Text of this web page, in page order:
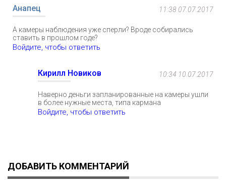
Анапец 11:38 07.07.2017
А камеры наблюдения уже сперли? Вроде собирались
ставить в прошлом годе?
Войдите, чтобы ответить
Кирилл Новиков 10:34 10.07.2017
Наверно деньги запланированные на камеры ушли
в более нужные места, типа кармана
Войдите, чтобы ответить
ДОБАВИТЬ КОММЕНТАРИЙ